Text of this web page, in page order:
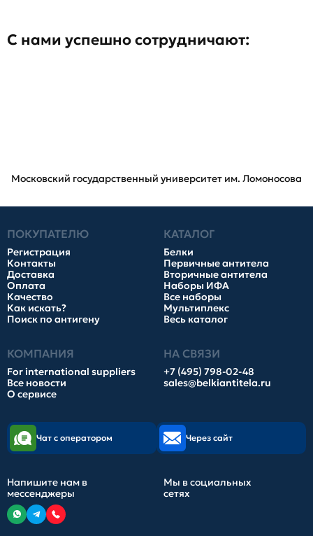
С нами успешно сотрудничают:
Московский государственный университет им. Ломоносова
ПОКУПАТЕЛЮ
Регистрация
Контакты
Доставка
Оплата
Качество
Как искать?
Поиск по антигену
КАТАЛОГ
Белки
Первичные антитела
Вторичные антитела
Наборы ИФА
Все наборы
Мультиплекс
Весь каталог
КОМПАНИЯ
For international suppliers
Все новости
О сервисе
НА СВЯЗИ
+7 (495) 798-02-48
sales@belkiantitela.ru
Чат с оператором Через сайт
Напишите нам в
мессенджеры
Мы в социальных
сетях